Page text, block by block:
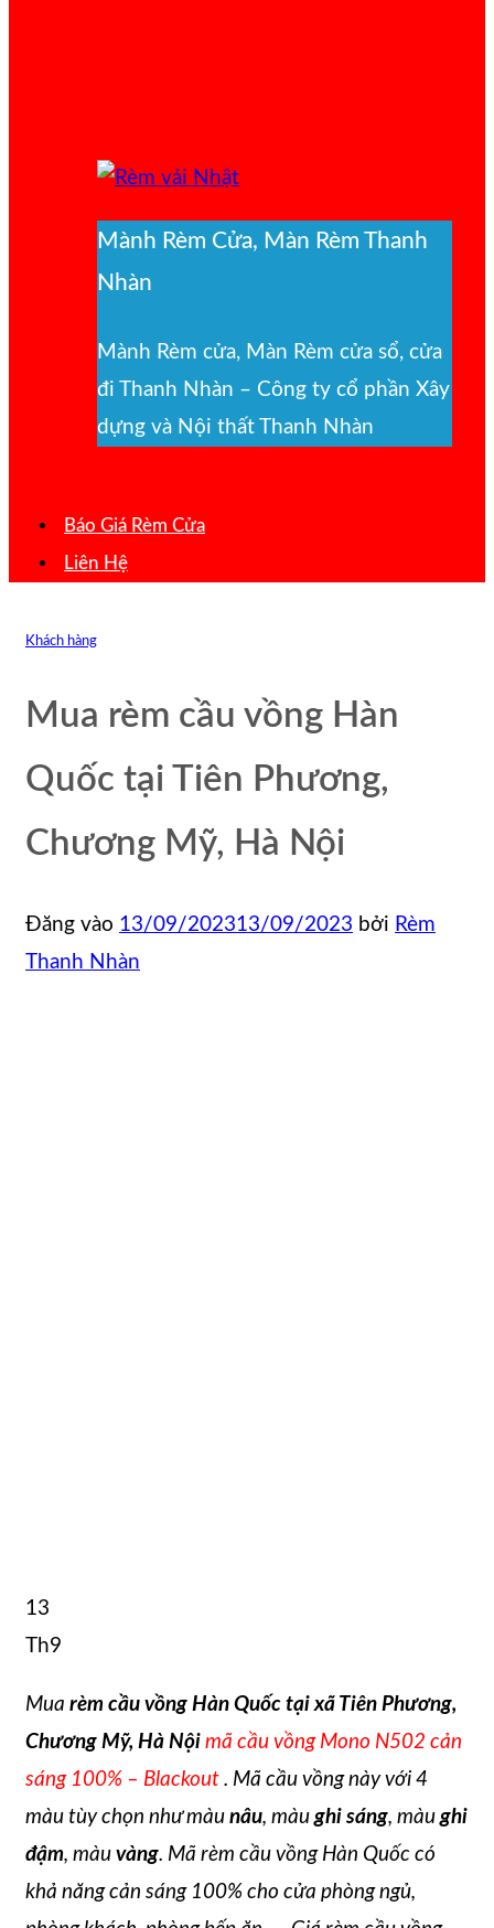
Mành Rèm Cửa, Màn Rèm Thanh
Nhàn
Mành Rèm cửa, Màn Rèm cửa sổ, cửa
đi Thanh Nhàn – Công ty cổ phần Xây
dựng và Nội thất Thanh Nhàn
Báo Giá Rèm Cửa
Liên Hệ
Khách hàng
Mua rèm cầu vồng Hàn
Quốc tại Tiên Phương,
Chương Mỹ, Hà Nội
Đăng vào 13/09/202313/09/2023 bởi Rèm
Thanh Nhàn
13
Th9
Mua rèm cầu vồng Hàn Quốc tại xã Tiên Phương,
Chương Mỹ, Hà Nội mã cầu vồng Mono N502 cản
sáng 100% – Blackout . Mã cầu vồng này với 4
màu tùy chọn như màu nâu, màu ghi sáng, màu ghi
đậm, màu vàng. Mã rèm cầu vồng Hàn Quốc có
khả năng cản sáng 100% cho cửa phòng ngủ,